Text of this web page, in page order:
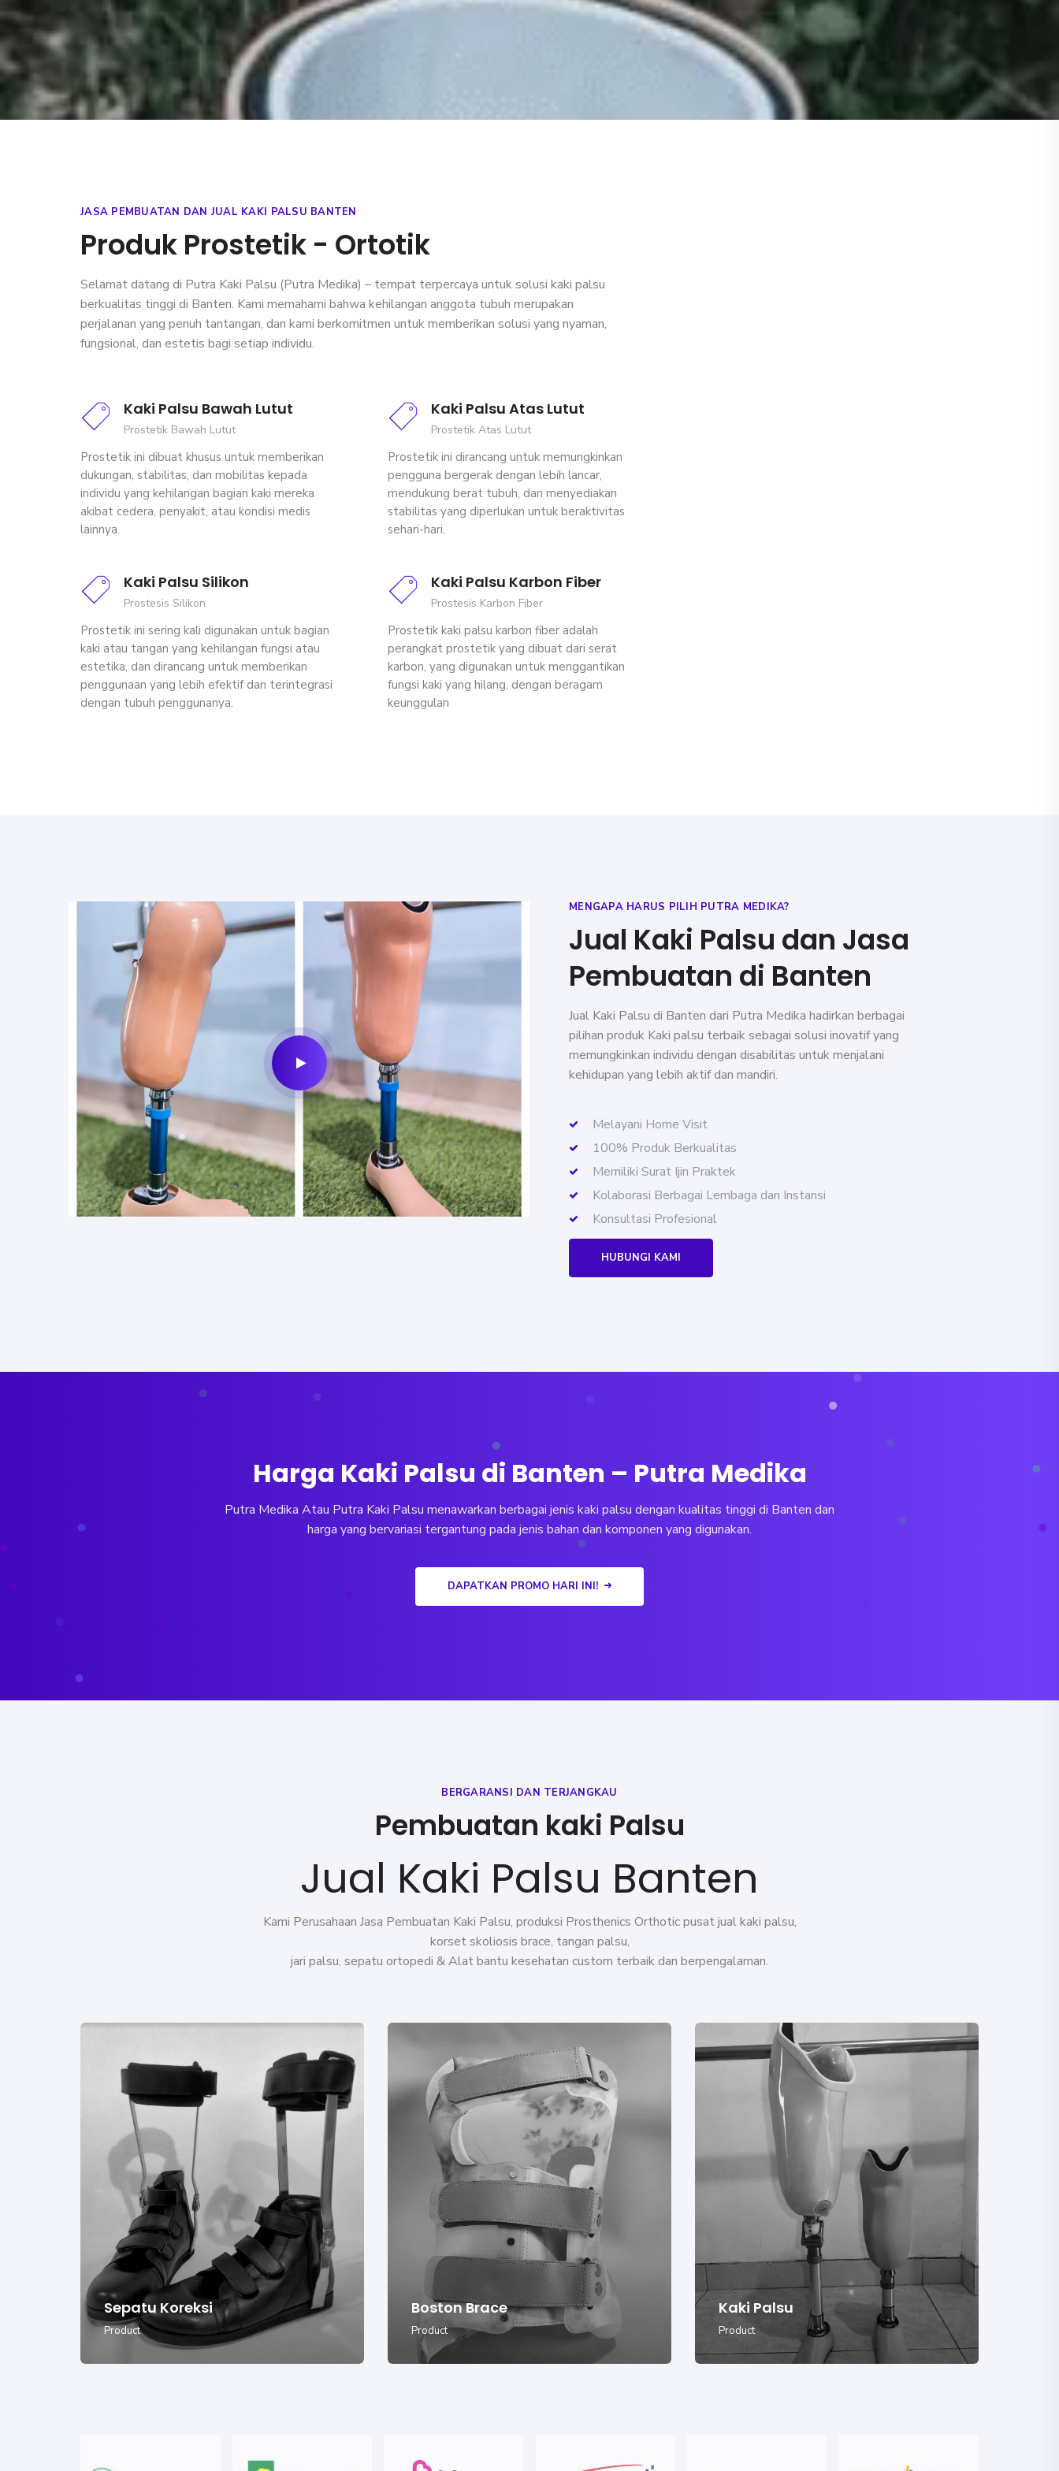
JASA PEMBUATAN DAN JUAL KAKI PALSU BANTEN
Produk Prostetik - Ortotik
Selamat datang di Putra Kaki Palsu (Putra Medika) – tempat terpercaya untuk solusi kaki palsu
berkualitas tinggi di Banten. Kami memahami bahwa kehilangan anggota tubuh merupakan
perjalanan yang penuh tantangan, dan kami berkomitmen untuk memberikan solusi yang nyaman,
fungsional, dan estetis bagi setiap individu.
Kaki Palsu Bawah Lutut
Prostetik Bawah Lutut
Prostetik ini dibuat khusus untuk memberikan
dukungan, stabilitas, dan mobilitas kepada
individu yang kehilangan bagian kaki mereka
akibat cedera, penyakit, atau kondisi medis
lainnya.
Kaki Palsu Silikon
Prostesis Silikon
Prostetik ini sering kali digunakan untuk bagian
kaki atau tangan yang kehilangan fungsi atau
estetika, dan dirancang untuk memberikan
penggunaan yang lebih efektif dan terintegrasi
dengan tubuh penggunanya.
Kaki Palsu Atas Lutut
Prostetik Atas Lutut
Prostetik ini dirancang untuk memungkinkan
pengguna bergerak dengan lebih lancar,
mendukung berat tubuh, dan menyediakan
stabilitas yang diperlukan untuk beraktivitas
sehari-hari.
Kaki Palsu Karbon Fiber
Prostesis Karbon Fiber
Prostetik kaki palsu karbon fiber adalah
perangkat prostetik yang dibuat dari serat
karbon, yang digunakan untuk menggantikan
fungsi kaki yang hilang, dengan beragam
keunggulan
MENGAPA HARUS PILIH PUTRA MEDIKA?
Jual Kaki Palsu dan Jasa
Pembuatan di Banten
Jual Kaki Palsu di Banten dari Putra Medika hadirkan berbagai
pilihan produk Kaki palsu terbaik sebagai solusi inovatif yang
memungkinkan individu dengan disabilitas untuk menjalani
kehidupan yang lebih aktif dan mandiri.
Melayani Home Visit
100% Produk Berkualitas
Memiliki Surat Ijin Praktek
Kolaborasi Berbagai Lembaga dan Instansi
Konsultasi Profesional
HUBUNGI KAMI
Harga Kaki Palsu di Banten – Putra Medika
Putra Medika Atau Putra Kaki Palsu menawarkan berbagai jenis kaki palsu dengan kualitas tinggi di Banten dan
harga yang bervariasi tergantung pada jenis bahan dan komponen yang digunakan.
DAPATKAN PROMO HARI INI!
BERGARANSI DAN TERJANGKAU
Pembuatan kaki Palsu
Jual Kaki Palsu Banten
Kami Perusahaan Jasa Pembuatan Kaki Palsu, produksi Prosthenics Orthotic pusat jual kaki palsu,
korset skoliosis brace, tangan palsu,
jari palsu, sepatu ortopedi &Alat bantu kesehatan custom terbaik dan berpengalaman.
Sepatu Koreksi
Product
Boston Brace
Product
Kaki Palsu
Product